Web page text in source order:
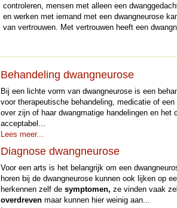
controleren, mensen met alleen een
en werken met iemand met een dwangneurose
van vertrouwen. Met vertrouwen heeft een
Behandeling dwangneurose
Bij een lichte vorm van dwangneurose is een
voor therapeutische behandeling, medicatie of
over zijn of haar dwangmatige handelingen en
acceptabel...
Lees meer...
Diagnose dwangneurose
Voor een arts is het belangrijk om een
horen bij de dwangneurose kunnen ook lijken op
herkennen zelf de symptomen, ze vinden vaak
overdrevenmaar kunnen hier weinig aan...